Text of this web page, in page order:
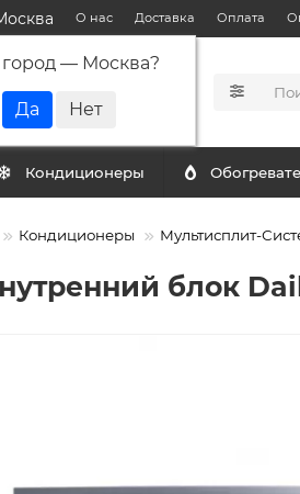
— Москва?
О нас Доставка Оплата
Кондиционеры
Кондиционеры Мультисплит-
блок